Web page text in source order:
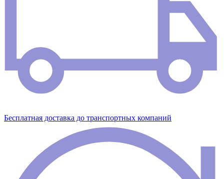
Бесплатная доставка до транспортных компаний